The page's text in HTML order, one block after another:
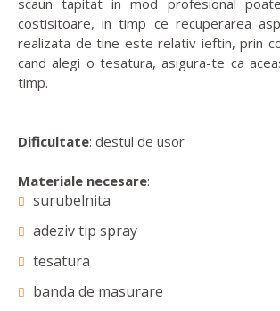
scaun tapitat in mod profesional
costisitoare, in timp ce recuperarea
realizata de tine este relativ ieftin, prin
cand alegi o tesatura, asigura-te ca
timp.
Dificultate: destul de usor
Materiale necesare:
surubelnita
adeziv tip spray
tesatura
banda de masurare